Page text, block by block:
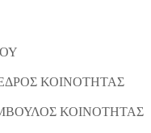
ΚΟΙΝΟΤΗΤΑΣ
ΚΟΙΝΟΤΗΤΑΣ